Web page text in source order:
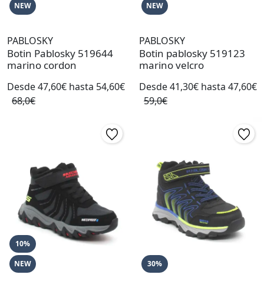
NEW
PABLOSKY
Botin Pablosky 519644
marino cordon
Desde 47,60€ hasta 54,60€
68,0€
NEW
PABLOSKY
Botin pablosky 519123
marino velcro
Desde 41,30€ hasta 47,60€
59,0€
10%
NEW
30%